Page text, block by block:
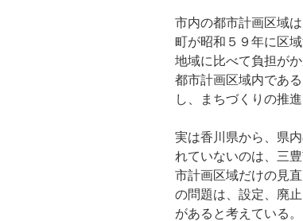
市内の都市計画区域
町が昭和５９年に区
地域に比べて負担が
都市計画区域内であ
し、まちづくりの推
実は香川県から、県
れていないのは、三
市計画区域だけの見
の問題は、設定、廃
があると考えている。